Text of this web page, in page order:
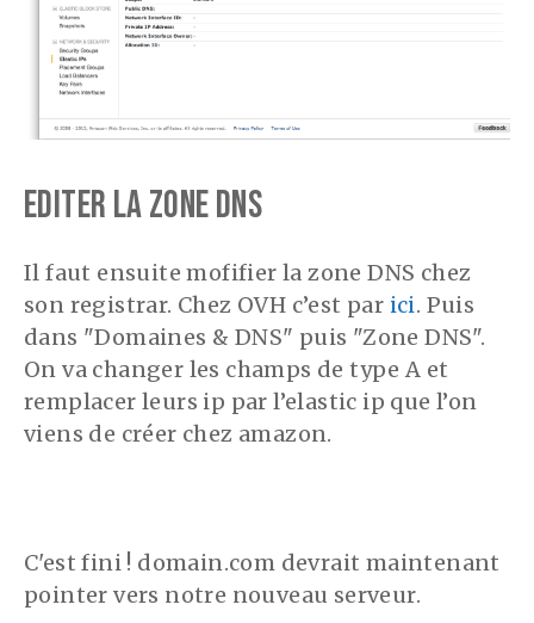
Editer la zone DNS
Il faut ensuite mofifier la zone DNS chez
son registrar. Chez OVH c’est par ici. Puis
dans "Domaines & DNS" puis "Zone DNS".
On va changer les champs de type A et
remplacer leurs ip par l’elastic ip que l’on
viens de créer chez amazon.
C'est fini ! domain.com devrait maintenant
pointer vers notre nouveau serveur.